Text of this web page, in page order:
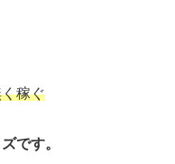
稼ぐ
です。